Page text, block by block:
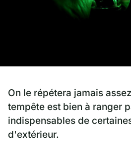
On le répétera jamais
tempête est bien à ranger
indispensables de
d'extérieur.